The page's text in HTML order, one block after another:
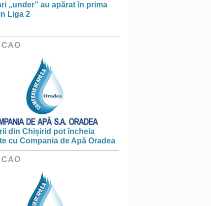
„under” au apărat în prima
Liga 2
CAO
din Chișirid pot încheia
cu Compania de Apă Oradea
CAO